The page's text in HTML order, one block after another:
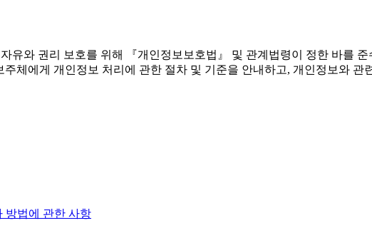
유와 권리 보호를 위해 『개인정보보호법』 및 관계법령이 정한 바를
체에게 개인정보 처리에 관한 절차 및 기준을 안내하고, 개인정보와
방법에 관한 사항